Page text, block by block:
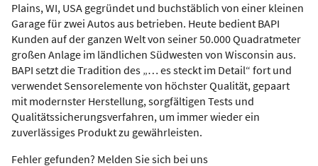
Plains, WI, USA gegründet und buchstäblich von einer kleinen
Garage für zwei Autos aus betrieben. Heute bedient BAPI
Kunden auf der ganzen Welt von seiner 50.000 Quadratmeter
großen Anlage im ländlichen Südwesten von Wisconsin aus.
BAPI setzt die Tradition des „… es steckt im Detail“ fort und
verwendet Sensorelemente von höchster Qualität, gepaart
mit modernster Herstellung, sorgfältigen Tests und
Qualitätssicherungsverfahren, um immer wieder ein
zuverlässiges Produkt zu gewährleisten.
Fehler gefunden? Melden Sie sich bei uns